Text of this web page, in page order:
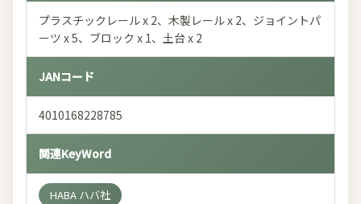
プラスチックレール x 2、木製レール x 2、ジョイントパ
ーツ x 5、ブロック x 1、土台 x 2
JANコード
4010168228785
関連KeyWord
HABA ハバ社